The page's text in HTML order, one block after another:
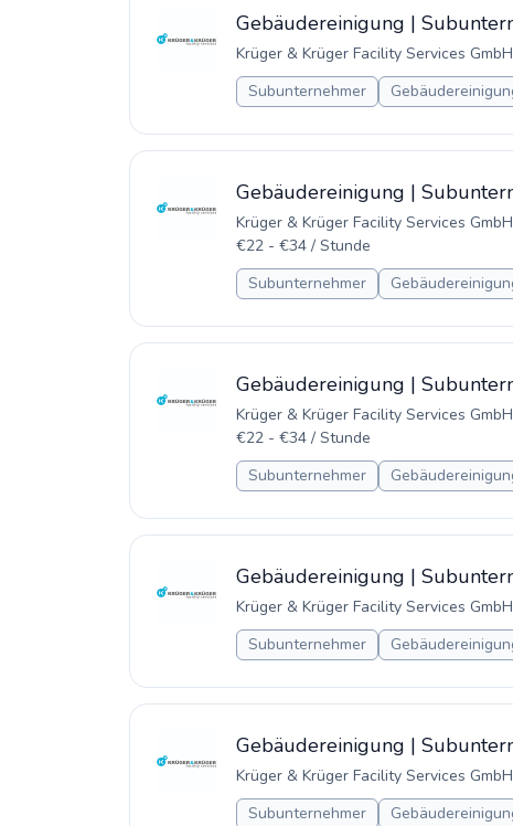
Gebäudereinigung |
Krüger & Krüger Facility Services GmbH
Subunternehmer
Gebäudereinigung |
Krüger & Krüger Facility Services GmbH
€22 - €34 / Stunde
Subunternehmer
Gebäudereinigung |
Krüger & Krüger Facility Services GmbH
€22 - €34 / Stunde
Subunternehmer
Gebäudereinigung |
Krüger & Krüger Facility Services GmbH
Subunternehmer
Gebäudereinigung |
Krüger & Krüger Facility Services GmbH
Subunternehmer